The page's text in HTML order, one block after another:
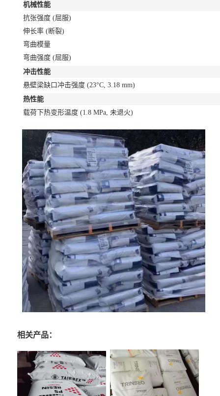
机械性能
抗张强度 (屈服)
伸长率 (断裂)
弯曲模量
弯曲强度 (屈服)
冲击性能
悬壁梁缺口冲击强度 (23°C, 3.18 mm)
热性能
载荷下热变形温度 (1.8 MPa, 未退火)
相关产品：